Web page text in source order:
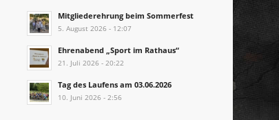
Mitgliederehrung beim Sommerfest
5. August 2026 - 12:07
Ehrenabend „Sport im Rathaus“
21. Juli 2026 - 20:22
Tag des Laufens am 03.06.2026
10. Juni 2026 - 2:56